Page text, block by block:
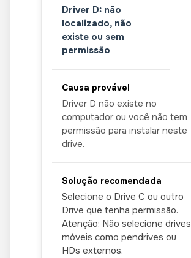
Driver D: não
localizado, não
existe ou sem
permissão
Driver D não existe no
computador ou você não tem
permissão para instalar neste
drive.
Selecione o Drive C ou outro
Drive que tenha permissão.
Atenção: Não selecione drives
móveis como pendrives ou
HDs externos.